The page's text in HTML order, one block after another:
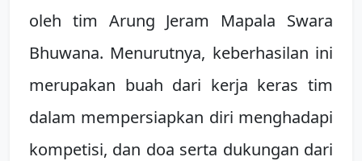
oleh tim Arung Jeram Mapala Swara
Bhuwana. Menurutnya, keberhasilan ini
merupakan buah dari kerja keras tim
dalam mempersiapkan diri menghadapi
kompetisi, dan doa serta dukungan dari